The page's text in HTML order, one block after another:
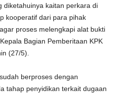
diketahuinya kaitan perkara di
kooperatif dari para pihak
proses melengkapi alat bukti
Bagian Pemberitaan KPK
(27/5).
berproses dengan
tahap penyidikan terkait dugaan